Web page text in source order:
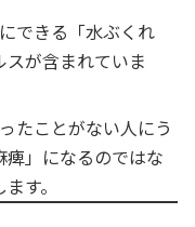
できる「水ぶくれ
スが含まれていま
たことがない人にう
」になるのではな
す。